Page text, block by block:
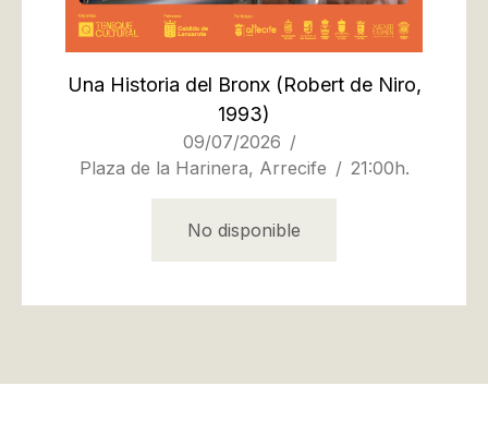
Una Historia del Bronx(Robert de Niro,
1993)
09/07/2026
Plaza de la Harinera, Arrecife
21:00h.
No disponible